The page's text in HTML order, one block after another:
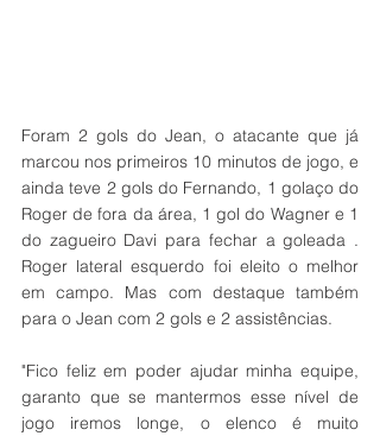
Foram 2 gols do Jean, o atacante que já
marcou nos primeiros 10 minutos de jogo, e
ainda teve 2 gols do Fernando, 1 golaço do
Roger de fora da área, 1 gol do Wagner e 1
do zagueiro Davi para fechar a goleada .
Roger lateral esquerdo foi eleito o melhor
em campo. Mas com destaque também
para o Jean com 2 gols e 2 assistências.
"Fico feliz em poder ajudar minha equipe,
garanto que se mantermos esse nível de
jogo iremos longe, o elenco é muito